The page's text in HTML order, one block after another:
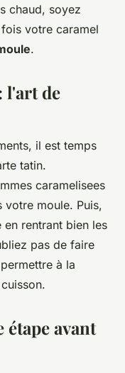
chaud, soyez
votre caramel
.
l'art de
il est temps
tatin.
caramelisees
votre moule. Puis,
rentrant bien les
pas de faire
à la
avant